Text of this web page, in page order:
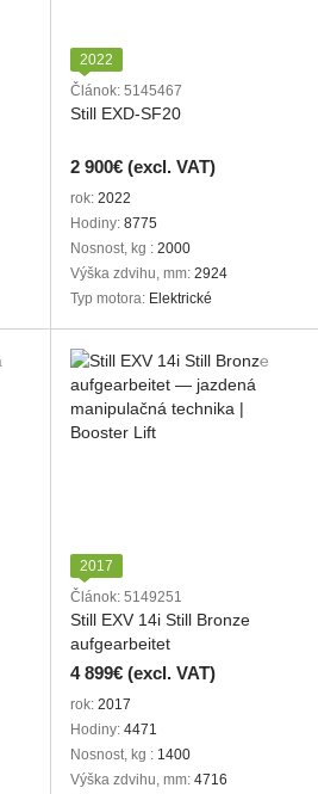
2022
Článok: 5145467
Still EXD-SF20
2 900€ (excl. VAT)
rok 2022
Hodiny 8775
Nosnost, kg
2000
Výška zdvihu, mm 2924
Typ motora Elektrické
2017
Článok: 5149251
Still EXV 14i Still Bronze
aufgearbeitet
4 899€ (excl. VAT)
rok 2017
Hodiny 4471
Nosnost, kg
1400
Výška zdvihu, mm 4716